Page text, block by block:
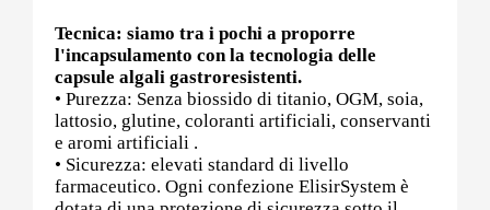
Post (PCT)
Post Workout
Tecnica: siamo tra i pochi a proporre
l'incapsulamento con la tecnologia delle
capsule algali gastroresistenti.
• Purezza: Senza biossido di titanio, OGM, soia,
lattosio, glutine, coloranti artificiali, conservanti
e aromi artificiali .
• Sicurezza: elevati standard di livello
farmaceutico. Ogni confezione ElisirSystem è